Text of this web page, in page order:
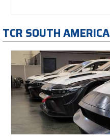
TCR SOUTH AMERICA